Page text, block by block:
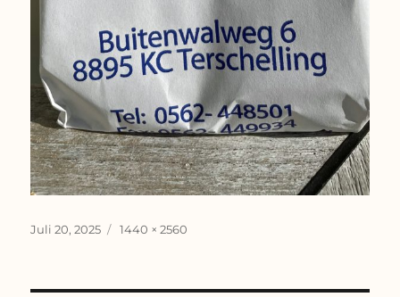
Veröffentlicht
Juli 20, 2025 Originalgröße
1440 × 2560